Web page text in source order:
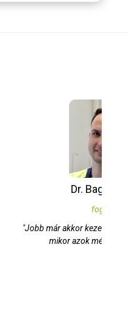
komoly problémákat,
komolyak."